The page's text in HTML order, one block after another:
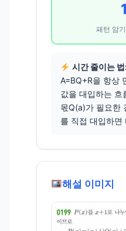
패턴 암
시간 줄이는
A=BQ+R을 항상
값을 대입하는 흐
몫Q(a)가 필요한
를 직접 대입하면
해설 이미지